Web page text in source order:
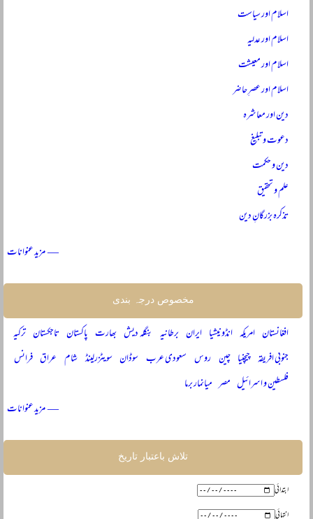
اسلام اور سیاست
اسلام اور عدلیہ
اسلام اور معیشت
اسلام اور عصرِ حاضر
دین اور معاشرہ
دعوت و تبلیغ
دین و حکمت
علم و تحقیق
تذکرہ بزرگانِ دین
— مزید عنوانات
مخصوص درجہ بندی
افغانستان امریکہ انڈونیشیا ایران برطانیہ بنگلہ دیش بھارت پاکستان تاجکستان ترکیہ
جنوبی افریقہ چیچنیا چین روس سعودی عرب سوڈان سویٹزرلینڈ شام عراق فرانس
فلسطین و اسرائیل مصر میانمار برما
— مزید عنوانات
تلاش باعتبار تاریخ
ابتدائی
انتہائی